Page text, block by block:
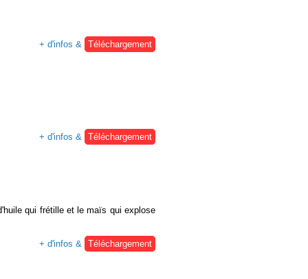
+ d'infos &
Téléchargement
+ d'infos &
Téléchargement
qui frétille et le maïs qui explose
+ d'infos & Téléchargement